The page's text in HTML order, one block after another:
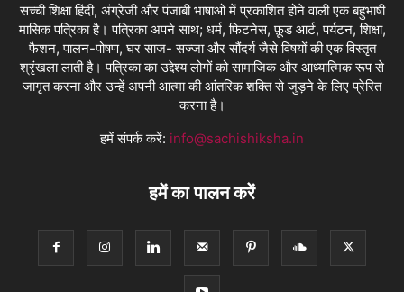
सच्ची शिक्षा हिंदी, अंग्रेजी और पंजाबी भाषाओं में प्रकाशित होने वाली एक बहुभाषी
मासिक पत्रिका है। पत्रिका अपने साथ; धर्म, फिटनेस, फ़ूड आर्ट, पर्यटन, शिक्षा,
फैशन, पालन-पोषण, घर साज- सज्जा और सौंदर्य जैसे विषयों की एक विस्तृत
श्रृंखला लाती है। पत्रिका का उद्देश्य लोगों को सामाजिक और आध्यात्मिक रूप से
जागृत करना और उन्हें अपनी आत्मा की आंतरिक शक्ति से जुड़ने के लिए प्रेरित
करना है।
हमें संपर्क करें: info@sachishiksha.in
हमें का पालन करें